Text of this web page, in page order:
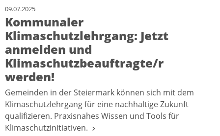
09.07.2025
Kommunaler
Klimaschutzlehrgang: Jetzt
anmelden und
Klimaschutzbeauftragte/r
werden!
Gemeinden in der Steiermark können sich mit dem
Klimaschutzlehrgang für eine nachhaltige Zukunft
qualifizieren. Praxisnahes Wissen und Tools für
Klimaschutzinitiativen.